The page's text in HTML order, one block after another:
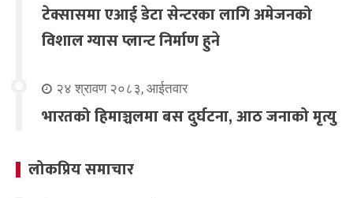
टेक्सासमा एआई डेटा सेन्टरका लागि अमेजनको
विशाल ग्यास प्लान्ट निर्माण हुने
२४ श्रावण २०८३, आईतवार
भारतको हिमाञ्चलमा बस दुर्घटना, आठ जनाको मृत्यु
लोकप्रिय समाचार